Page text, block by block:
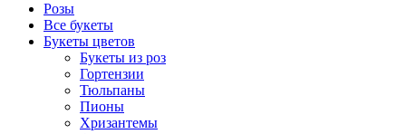
Розы
Все букеты
Букеты цветов
Букеты из роз
Гортензии
Тюльпаны
Пионы
Хризантемы